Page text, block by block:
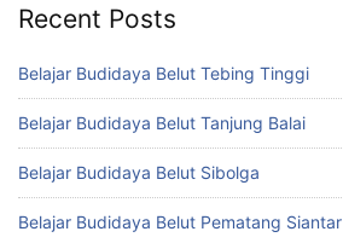
Recent Posts
Belajar Budidaya Belut Tebing Tinggi
Belajar Budidaya Belut Tanjung Balai
Belajar Budidaya Belut Sibolga
Belajar Budidaya Belut Pematang Siantar